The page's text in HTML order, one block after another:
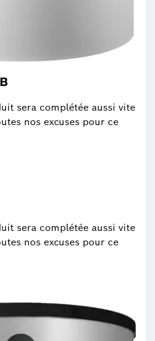
sera complétée aussi vite
nos excuses pour ce
sera complétée aussi vite
nos excuses pour ce